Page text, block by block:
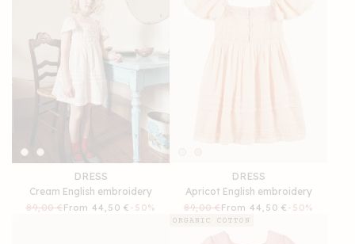
DRESS
Cream English embroidery
Regular
89,00 €
Sale
From 44,50 € -50%
DRESS
Apricot English embroidery
Regular
price
89,00 €
Sale
price
From 44,50 € -50%
ORGANIC COTTON